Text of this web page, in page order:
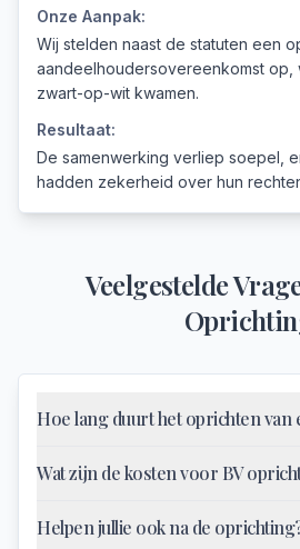
Onze Aanpak:
Wij stelden naast de statuten een
aandeelhoudersovereenkomst op,
zwart-op-wit kwamen.
Resultaat:
De samenwerking verliep soepel,
hadden zekerheid over hun
Veelgestelde
Hoe lang duurt het oprichten van
Wat zijn de kosten voor BV
Helpen jullie ook na de